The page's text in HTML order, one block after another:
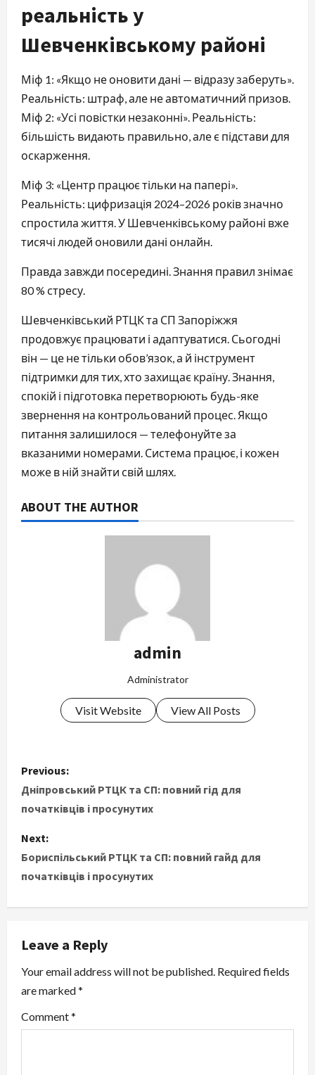
реальність у
Шевченківському районі
Міф 1: «Якщо не оновити дані — відразу заберуть».
Реальність: штраф, але не автоматичний призов.
Міф 2: «Усі повістки незаконні». Реальність:
більшість видають правильно, але є підстави для
оскарження.
Міф 3: «Центр працює тільки на папері».
Реальність: цифризація 2024–2026 років значно
спростила життя. У Шевченківському районі вже
тисячі людей оновили дані онлайн.
Правда завжди посередині. Знання правил знімає
80 % стресу.
Шевченківський РТЦК та СП Запоріжжя
продовжує працювати і адаптуватися. Сьогодні
він — це не тільки обов’язок, а й інструмент
підтримки для тих, хто захищає країну. Знання,
спокій і підготовка перетворюють будь-яке
звернення на контрольований процес. Якщо
питання залишилося — телефонуйте за
вказаними номерами. Система працює, і кожен
може в ній знайти свій шлях.
ABOUT THE AUTHOR
admin
Administrator
Visit Website View All Posts
P
o
t
n
a
v
i
g
a
Previous:
Дніпровський РТЦК та СП: повний гід для
початківців і просунутих
Next:
Бориспільський РТЦК та СП: повний гайд для
початківців і просунутих
Leave a Reply
Your email address will not be published. Required fields
are marked*
Comment*